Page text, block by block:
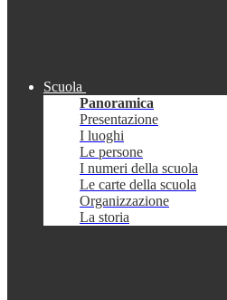
Scuola
Panoramica
Presentazione
I luoghi
Le persone
I numeri della scuola
Le carte della scuola
Organizzazione
La storia